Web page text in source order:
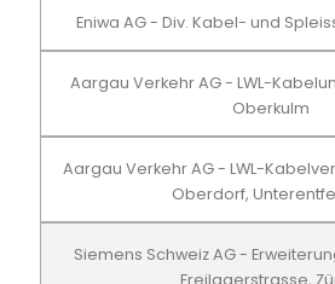
Eniwa AG - Div. Kabel- und
Aargau Verkehr AG - LWL-
Oberkulm
Aargau Verkehr AG - LWL-
Oberdorf,
Siemens Schweiz AG -
Freilagerstrasse,